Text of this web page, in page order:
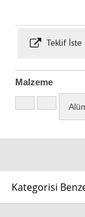
Teklif İste
Malzeme
Kategorisi